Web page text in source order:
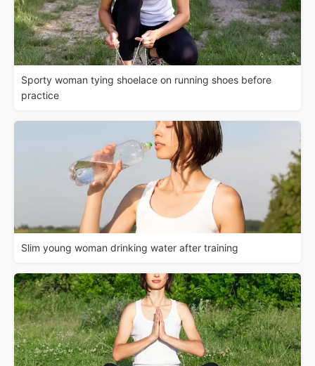
Sporty woman tying shoelace on running shoes before
practice
Slim young woman drinking water after training